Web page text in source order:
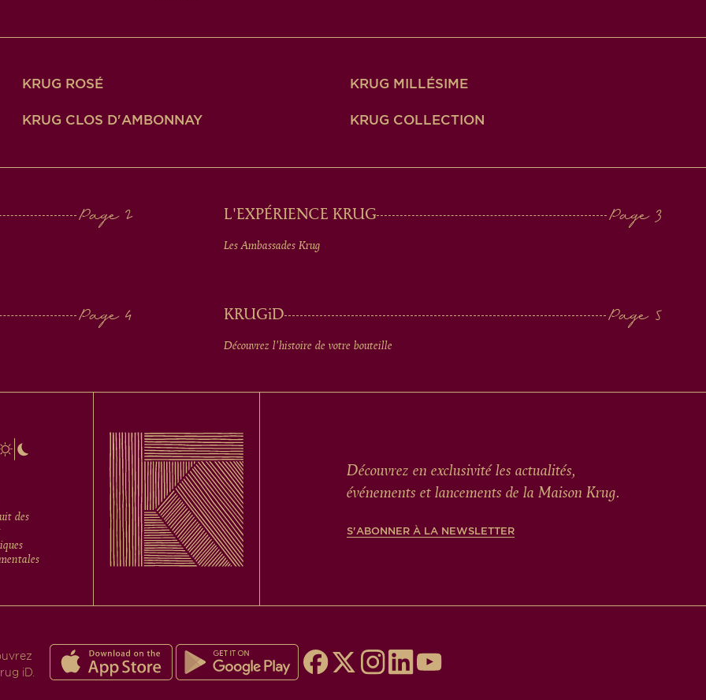
KRUG ROSÉ KRUG MILLÉSIME
KRUG CLOS D'AMBONNAY KRUG COLLECTION
L'EXPÉRIENCE KRUG
Les Ambassades Krug
KRUGiD
Découvrez l'histoire de votre bouteille
Découvrez en exclusivité les actualités,
événements et lancements de la Maison Krug.
S'ABONNER À LA NEWSLETTER
des
iD.